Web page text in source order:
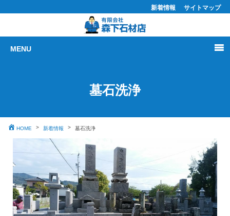
新着情報 サイトマップ
MENU
墓石洗浄
HOME 新着情報 墓石洗浄